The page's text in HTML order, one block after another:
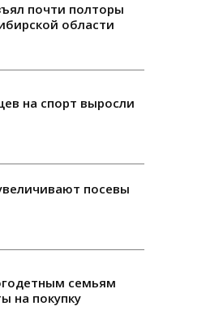
почти полторы
области
на спорт выросли
посевы
семьям
на покупку